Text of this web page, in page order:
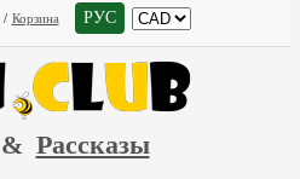
/ Корзина РУС
& Рассказы